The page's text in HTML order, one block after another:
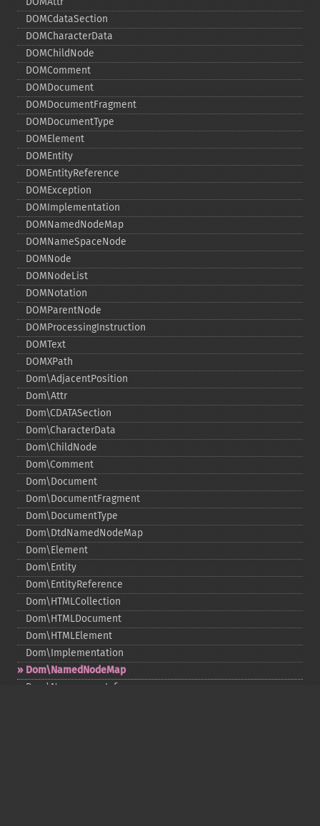
DOMCdataSection
DOMCharacterData
DOMChildNode
DOMComment
DOMDocument
DOMDocumentFragment
DOMDocumentType
DOMElement
DOMEntity
DOMEntityReference
DOMException
DOMImplementation
DOMNamedNodeMap
DOMNameSpaceNode
DOMNode
DOMNodeList
DOMNotation
DOMParentNode
DOMProcessingInstruction
DOMText
DOMXPath
Dom\AdjacentPosition
Dom\Attr
Dom\CDATASection
Dom\CharacterData
Dom\ChildNode
Dom\Comment
Dom\Document
Dom\DocumentFragment
Dom\DocumentType
Dom\DtdNamedNodeMap
Dom\Element
Dom\Entity
Dom\EntityReference
Dom\HTMLCollection
Dom\HTMLDocument
Dom\HTMLElement
Dom\Implementation
Dom\NamedNodeMap
Dom\NamespaceInfo